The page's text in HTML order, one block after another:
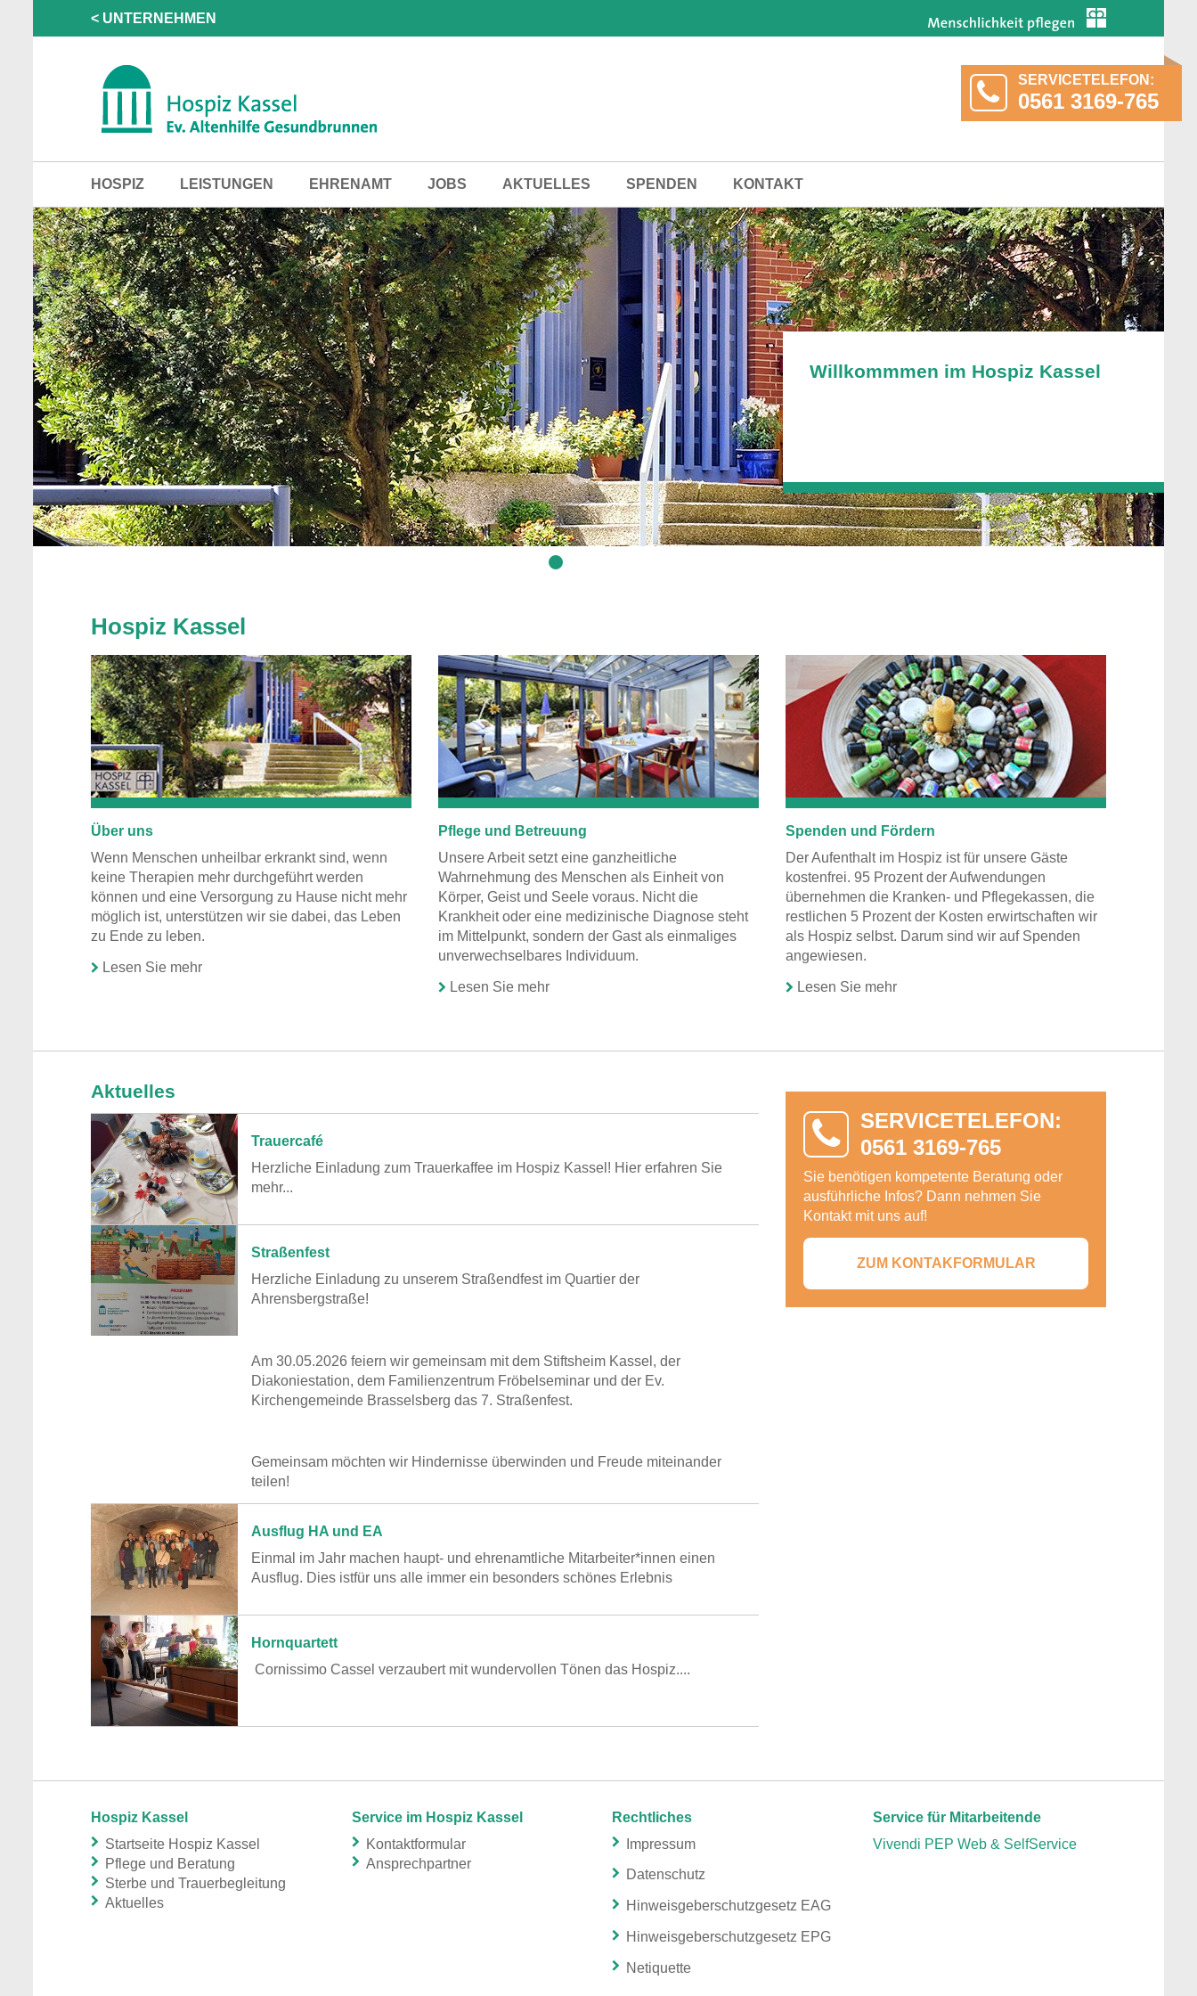
< UNTERNEHMEN
SERVICETELEFON:
0561 3169-765
HOSPIZ LEISTUNGEN EHRENAMT JOBS AKTUELLES SPENDEN KONTAKT
Willkommmen im Hospiz Kassel
Hospiz Kassel
Über uns
Wenn Menschen unheilbar erkrankt sind, wenn
keine Therapien mehr durchgeführt werden
können und eine Versorgung zu Hause nicht mehr
möglich ist, unterstützen wir sie dabei, das Leben
zu Ende zu leben.
Lesen Sie mehr
Pflege und Betreuung
Unsere Arbeit setzt eine ganzheitliche
Wahrnehmung des Menschen als Einheit von
Körper, Geist und Seele voraus. Nicht die
Krankheit oder eine medizinische Diagnose steht
im Mittelpunkt, sondern der Gast als einmaliges
unverwechselbares Individuum.
Lesen Sie mehr
Spenden und Fördern
Der Aufenthalt im Hospiz ist für unsere Gäste
kostenfrei. 95 Prozent der Aufwendungen
übernehmen die Kranken- und Pflegekassen, die
restlichen 5 Prozent der Kosten erwirtschaften wir
als Hospiz selbst. Darum sind wir auf Spenden
angewiesen.
Lesen Sie mehr
Aktuelles
Trauercafé
Herzliche Einladung zum Trauerkaffee im Hospiz Kassel! Hier erfahren Sie
mehr...
Straßenfest
Herzliche Einladung zu unserem Straßendfest im Quartier der
Ahrensbergstraße!
Am 30.05.2026 feiern wir gemeinsam mit dem Stiftsheim Kassel, der
Diakoniestation, dem Familienzentrum Fröbelseminar und der Ev.
Kirchengemeinde Brasselsberg das 7. Straßenfest.
Gemeinsam möchten wir Hindernisse überwinden und Freude miteinander
teilen!
Ausflug HA und EA
Einmal im Jahr machen haupt- und ehrenamtliche Mitarbeiter*innen einen
Ausflug. Dies istfür uns alle immer ein besonders schönes Erlebnis
Hornquartett
Cornissimo Cassel verzaubert mit wundervollen Tönen das Hospiz....
SERVICETELEFON:
0561 3169-765
Sie benötigen kompetente Beratung oder
ausführliche Infos? Dann nehmen Sie
Kontakt mit uns auf!
ZUM KONTAKFORMULAR
Hospiz Kassel
Startseite Hospiz Kassel
Pflege und Beratung
Sterbe und Trauerbegleitung
Aktuelles
Service im Hospiz Kassel
Kontaktformular
Ansprechpartner
Rechtliches
Impressum
Datenschutz
Hinweisgeberschutzgesetz EAG
Hinweisgeberschutzgesetz EPG
Netiquette
Service für Mitarbeitende
Vivendi PEP Web & SelfService